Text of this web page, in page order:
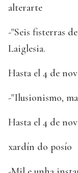
alterarte
-"Seis fisterras
Laiglesia.
Hasta el 4 de
-"Ilusionismo,
Hasta el 4 de
xardín do posío